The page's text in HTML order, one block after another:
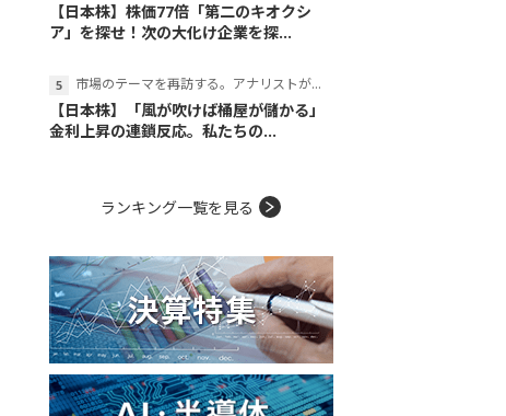
【日本株】株価77倍「第二のキオクシ
ア」を探せ！次の大化け企業を探...
市場のテーマを再訪する。アナリストが読み解くテーマの本質
【日本株】「風が吹けば桶屋が儲かる」
金利上昇の連鎖反応。私たちの...
ランキング一覧を見る